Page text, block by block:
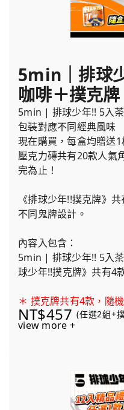
5min｜排球
咖啡＋撲克牌
5min | 排球少年!! 5入
包裝對應不同經典風味
現在購買，每盒均贈送
壓克力磚共有20款人氣
完為止！
《排球少年!!撲克牌》
不同鬼牌設計。
內容入包含：
5min | 排球少年!! 5入
球少年!!撲克牌》共有4
＊ 撲克牌共有4款，隨
NT$457 (任選2組+
view more +